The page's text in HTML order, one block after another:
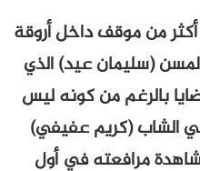
من موقف داخل أروقة
(سليمان عيد) الذي
بالرغم من كونه ليس
الشاب (كريم عفيفي)
مرافعته في أول